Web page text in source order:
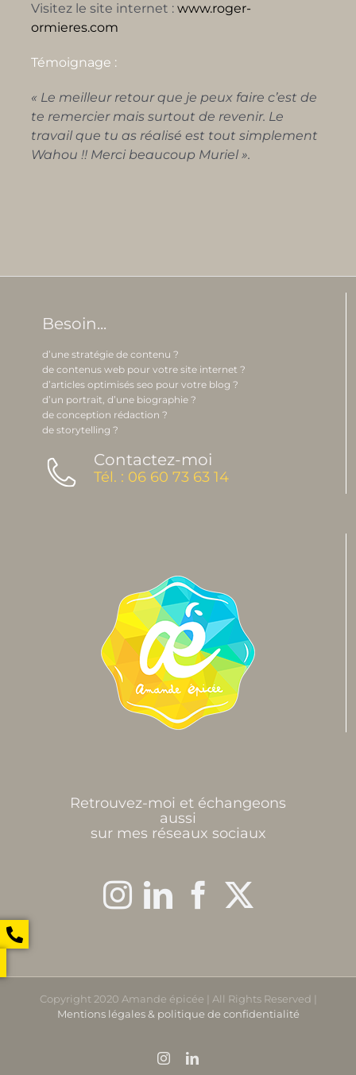
Visitez le site internet : www.roger-
ormieres.com
Témoignage :
« Le meilleur retour que je peux faire c’est de
te remercier mais surtout de revenir. Le
travail que tu as réalisé est tout simplement
Wahou !! Merci beaucoup Muriel ».
Besoin...
d’une stratégie de contenu ?
de contenus web pour votre site internet ?
d’articles optimisés seo pour votre blog ?
d’un portrait, d’une biographie ?
de conception rédaction ?
de storytelling ?
Contactez-moi
Tél. : 06 60 73 63 14
Retrouvez-moi et échangeons
aussi
sur mes réseaux sociaux
Copyright 2020 Amande épicée | All Rights Reserved |
Mentions légales & politique de confidentialité
InstagramLinkedIn